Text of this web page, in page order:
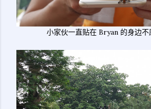
小家伙一直贴在 Bryan 的身边不